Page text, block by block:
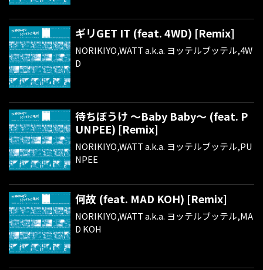
ギリGET IT (feat. 4WD) [Remix]
NORIKIYO,WATT a.k.a. ヨッテルブッテル,4W
D
待ちぼうけ ～Baby Baby～ (feat. P
UNPEE) [Remix]
NORIKIYO,WATT a.k.a. ヨッテルブッテル,PU
NPEE
何故 (feat. MAD KOH) [Remix]
NORIKIYO,WATT a.k.a. ヨッテルブッテル,MA
D KOH